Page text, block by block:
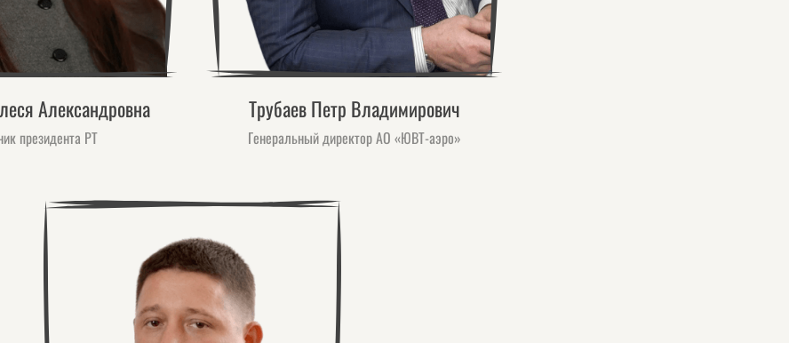
Александровна
президента РТ
Трубаев Петр Владимирович
Генеральный директор АО «ЮВТ-аэро»